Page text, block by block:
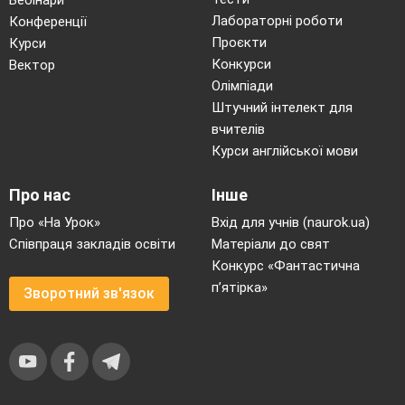
Учень:
- Сім!
Вчитель:
- Та-ак! Давай по-іншому! Одне яблуко плюс два
яблука, плюс ще три яблука! Скільки виходить?
Учень:
- Сім!
Вчитель:
Учень:
- А у мене вже живе один кролик!
В нас жартун у класі є,
Всім він прізвиська дає.
Конференції
Курси
Вектор
Лабораторні роботи
Проєкти
Конкурси
Олімпіади
Штучний інтелект для
вчителів
Курси англійської мови
Про нас
Про «На Урок»
Співпраця закладів освіти
Зворотний зв'язок
Інше
Вхід для учнів (naurok.ua)
Матеріали до свят
Конкурс «Фантастична
п’ятірка»